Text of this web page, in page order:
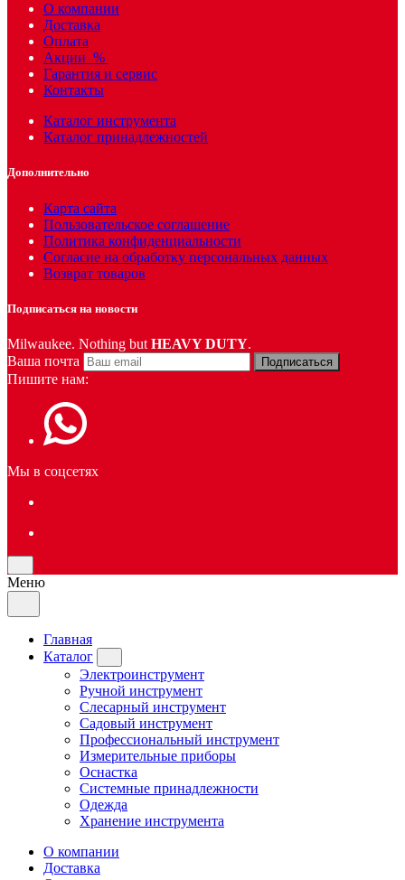
О компании
Доставка
Оплата
Акции %
Гарантия и сервис
Контакты
Каталог инструмента
Каталог принадлежностей
Дополнительно
Карта сайта
Пользовательское соглашение
Политика конфиденциальности
Согласие на обработку персональных данных
Возврат товаров
Подписаться на новости
Milwaukee. Nothing but HEAVY DUTY.
Ваша почта
Подписаться
Пишите нам:
Мы в соцсетях
Меню
Главная
Каталог
Электроинструмент
Ручной инструмент
Слесарный инструмент
Садовый инструмент
Профессиональный инструмент
Измерительные приборы
Оснастка
Системные принадлежности
Одежда
Хранение инструмента
О компании
Доставка